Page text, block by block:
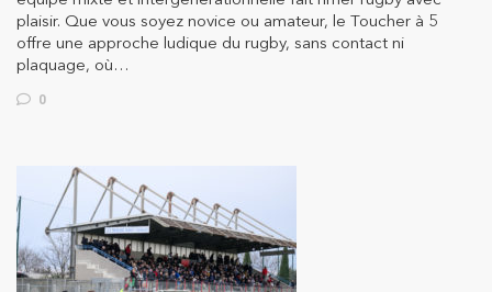
plaisir. Que vous soyez novice ou amateur, le Toucher à 5
offre une approche ludique du rugby, sans contact ni
plaquage, où…
0